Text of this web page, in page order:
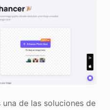
de las soluciones de